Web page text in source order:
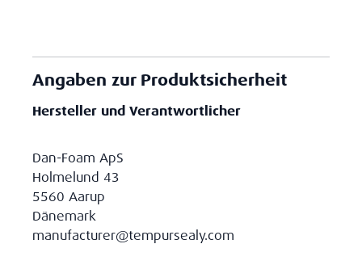
Angaben zur Produktsicherheit
Hersteller und Verantwortlicher
Dan-Foam ApS
Holmelund 43
5560 Aarup
Dänemark
manufacturer@tempursealy.com